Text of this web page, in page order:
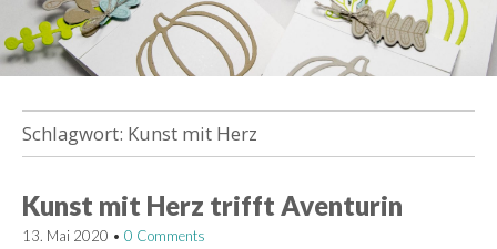
Schlagwort: Kunst mit Herz
Kunst mit Herz trifft Aventurin
13. Mai 2020 • 0 Comments